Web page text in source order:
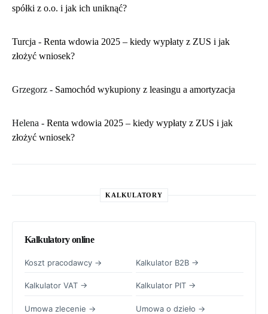
spółki z o.o. i jak ich uniknąć?
Turcja - Renta wdowia 2025 – kiedy wypłaty z ZUS i jak
złożyć wniosek?
Grzegorz - Samochód wykupiony z leasingu a amortyzacja
Helena - Renta wdowia 2025 – kiedy wypłaty z ZUS i jak
złożyć wniosek?
KALKULATORY
Kalkulatory online
Koszt pracodawcy → Kalkulator B2B →
Kalkulator VAT → Kalkulator PIT →
Umowa zlecenie → Umowa o dzieło →